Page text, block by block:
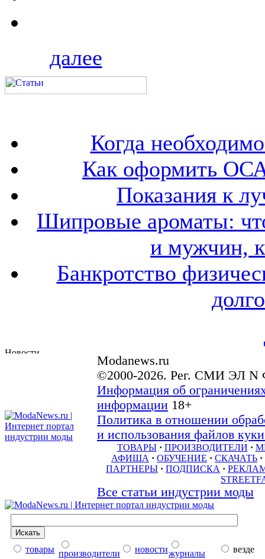
далее
Когда
Как оформить
Показания к
Шипровые ароматы:
и мужчин,
Банкротство
Modanews.ru
©2000-2026. Рег. СМИ ЭЛ N
Информация об
информации 18+
Политика в отношении
и использования файлов
ТОВАРЫ · ПРОИЗВОДИТЕЛИ ·
АФИША · ОБУЧЕНИЕ · СКАЧАТЬ ·
ПАРТНЕРЫ · ПОДПИСКА ·
Все статьи индустрии моды
товары производители новостижурналы
везде